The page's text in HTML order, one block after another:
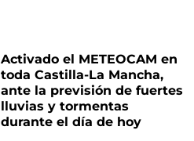
Activado el METEOCAM en
toda Castilla-La Mancha,
ante la previsión de fuertes
lluvias y tormentas
durante el día de hoy